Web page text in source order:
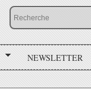
NEWSLETTER